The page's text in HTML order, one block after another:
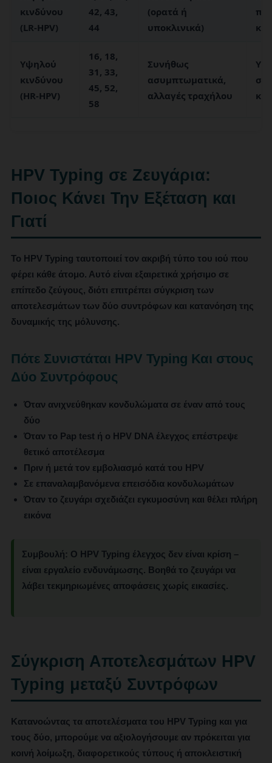
κινδύνου
(LR-HPV)
42, 43,
44
(ορατά ή
υποκλινικά)
Υψηλού
κινδύνου
(HR-HPV)
16, 18,
31, 33,
45, 52,
58
Συνήθως
ασυμπτωματικά,
αλλαγές τραχήλου
HPV Typing σε Ζευγάρια:
Ποιος Κάνει Την Εξέταση και
Γιατί
Το HPV Typing ταυτοποιεί τον ακριβή τύπο του ιού που
φέρει κάθε άτομο. Αυτό είναι εξαιρετικά χρήσιμο σε
επίπεδο ζεύγους, διότι επιτρέπει σύγκριση των
αποτελεσμάτων των δύο συντρόφων και κατανόηση της
δυναμικής της μόλυνσης.
Πότε Συνιστάται HPV Typing Και στους
Δύο Συντρόφους
Όταν ανιχνεύθηκαν κονδυλώματα σε έναν από τους
δύο
Όταν το Pap test ή ο HPV DNA έλεγχος επέστρεψε
θετικό αποτέλεσμα
Πριν ή μετά τον εμβολιασμό κατά του HPV
Σε επαναλαμβανόμενα επεισόδια κονδυλωμάτων
Όταν το ζευγάρι σχεδιάζει εγκυμοσύνη και θέλει πλήρη
εικόνα
Συμβουλή: Ο HPV Typing έλεγχος δεν είναι κρίση –
είναι εργαλείο ενδυνάμωσης. Βοηθά το ζευγάρι να
λάβει τεκμηριωμένες αποφάσεις χωρίς εικασίες.
Σύγκριση Αποτελεσμάτων HPV
Typing μεταξύ Συντρόφων
Κατανοώντας τα αποτελέσματα του HPV Typing και για
τους δύο, μπορούμε να αξιολογήσουμε αν πρόκειται για
κοινή λοίμωξη, διαφορετικούς τύπους ή αποκλειστική